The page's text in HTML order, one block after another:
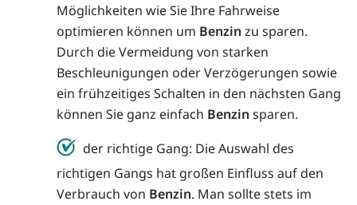
Möglichkeiten wie Sie Ihre Fahrweise
optimieren können um Benzin zu sparen.
Durch die Vermeidung von starken
Beschleunigungen oder Verzögerungen sowie
ein frühzeitiges Schalten in den nächsten Gang
können Sie ganz einfach Benzin sparen.
der richtige Gang: Die Auswahl des
richtigen Gangs hat großen Einfluss auf den
Verbrauch von Benzin. Man sollte stets im